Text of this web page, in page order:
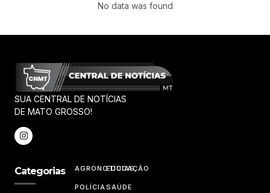
No data was found
SUA CENTRAL DE NOTÍCIAS
DE MATO GROSSO!
Categorias AGRONOTÍCIAS
POLÍCIA
EDUCAÇÃO
SAÚDE